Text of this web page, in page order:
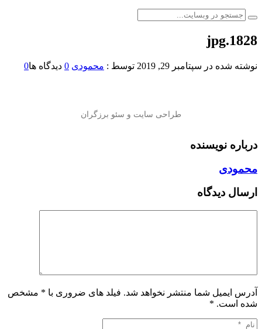
1828.jpg
نوشته شده در سپتامبر 29, 2019 توسط : محمودی 0 دیدگاه ها0
درباره نویسنده
محمودی
ارسال دیدگاه
آدرس ایمیل شما منتشر نخواهد شد. فیلد های ضروری با * مشخص
شده است. *